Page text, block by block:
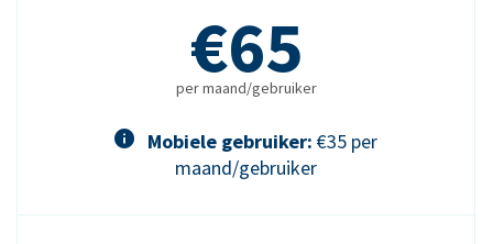
€65
per maand/gebruiker
Mobiele gebruiker: €35 per
maand/gebruiker